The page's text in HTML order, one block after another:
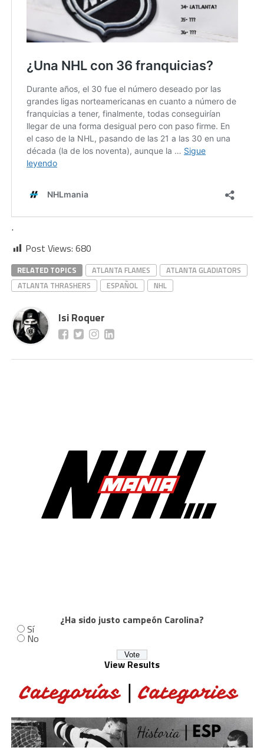
.
Post Views: 680
RELATED TOPICS ATLANTA FLAMES
ATLANTA GLADIATORS
ATLANTA THRASHERS
ESPAÑOL NHL
Isi Roquer
¿Ha sido justo campeón Carolina?
Sí
No
View Results